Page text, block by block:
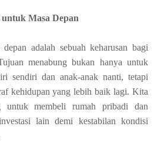
Masa Depan
adalah sebuah keharusan bagi
menabung bukan hanya untuk
sendiri dan anak-anak nanti, tetapi
kehidupan yang lebih baik lagi. Kita
untuk membeli rumah pribadi dan
lain demi kestabilan kondisi